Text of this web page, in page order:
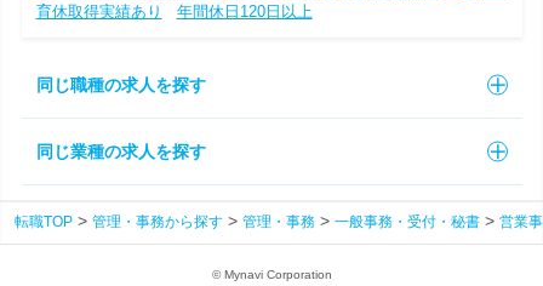
育休取得実績あり
年間休日120日以上
同じ職種の求人を探す
同じ業種の求人を探す
転職TOP 管理・事務から探す 管理・事務 一般事務・受付・秘書 営業
© Mynavi Corporation